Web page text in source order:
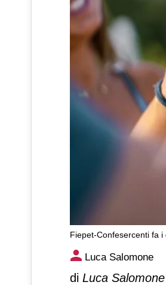
Fiepet-Confesercenti fa
Fiepet-
negozio
Luca Salomone
di Luca Salomone